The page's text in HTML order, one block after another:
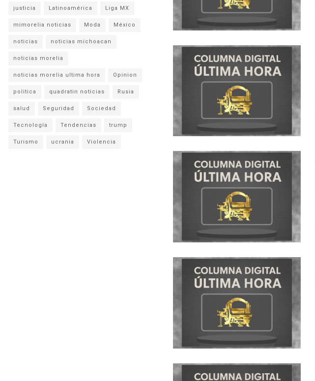
justicia Latinoamérica Liga MX
mimorelia noticias Moda México
noticias noticias michoacan
noticias morelia
noticias morelia ultima hora Opinion
politica quadratin noticias Rusia
salud Seguridad Sociedad
Tecnología Tendencias trump
Turismo ucrania Violencia